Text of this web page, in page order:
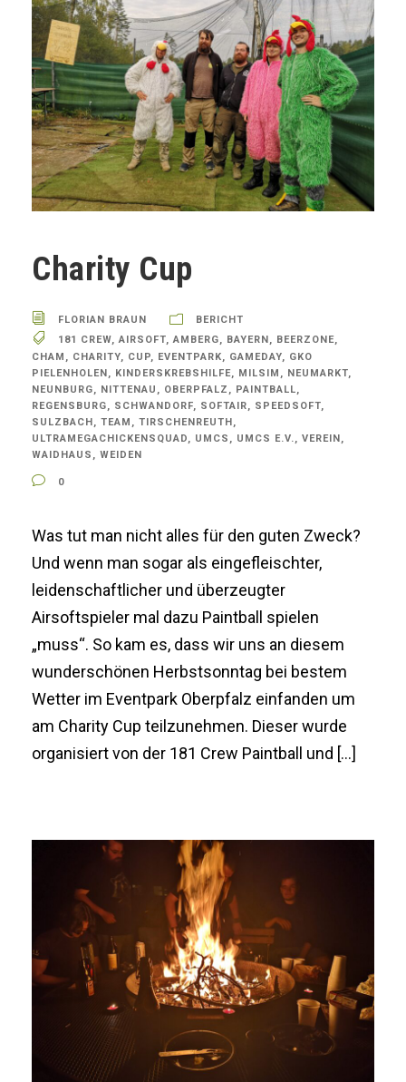
Charity Cup
FLORIAN BRAUN
BERICHT
181 CREW, AIRSOFT, AMBERG, BAYERN, BEERZONE,
CHAM , CHARITY, CUP, EVENTPARK, GAMEDAY, GKO
PIELENHOLEN, KINDERSKREBSHILFE, MILSIM , NEUMARKT,
NEUNBURG, NITTENAU , OBERPFALZ , PAINTBALL,
REGENSBURG, SCHWANDORF, SOFTAIR, SPEEDSOFT,
SULZBACH, TEAM , TIRSCHENREUTH,
ULTRAMEGACHICKENSQUAD, UMCS , UMCS E.V., VEREIN,
WAIDHAUS , WEIDEN
0
Was tut man nicht alles für den guten Zweck?
Und wenn man sogar als eingefleischter,
leidenschaftlicher und überzeugter
Airsoftspieler mal dazu Paintball spielen
„muss“. So kam es, dass wir uns an diesem
wunderschönen Herbstsonntag bei bestem
Wetter im Eventpark Oberpfalz einfanden um
am Charity Cup teilzunehmen. Dieser wurde
organisiert von der 181 Crew Paintball und […]